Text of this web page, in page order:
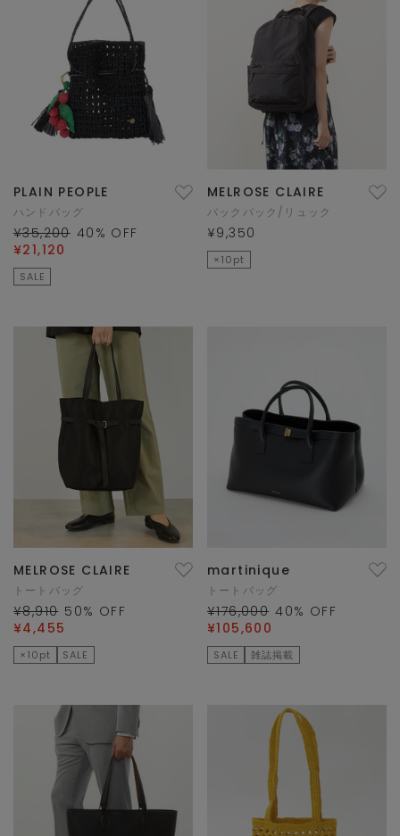
PLAIN PEOPLE
ハンドバッグ
¥35,200 40 % OFF
¥21,120
SALE
MELROSE CLAIRE
バックパック/リュック
¥9,350
×10pt
MELROSE CLAIRE
トートバッグ
¥8,910 50% OFF
¥4,455
×10pt SALE
martinique
トートバッグ
¥176,000 40% OFF
¥105,600
SALE 雑誌掲載